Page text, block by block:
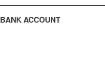
BANK ACCOUNT